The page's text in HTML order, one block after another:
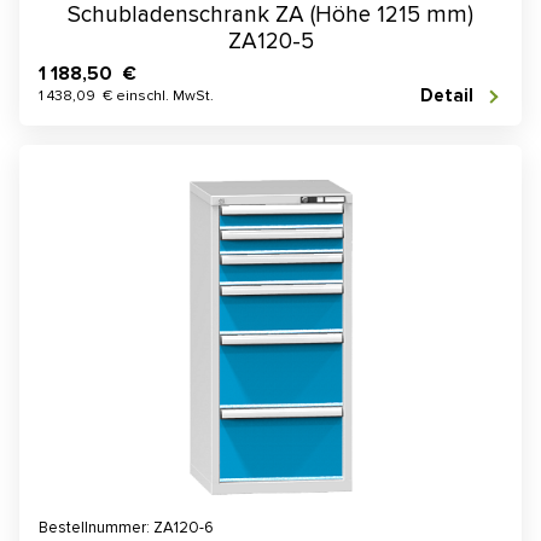
Schubladenschrank ZA (Höhe 1215 mm)
ZA120-5
1 188,50 €
1 438,09 € einschl. MwSt. Detail
Bestellnummer: ZA120-6